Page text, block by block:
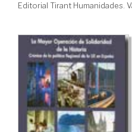
Editorial Tirant Humanidades.